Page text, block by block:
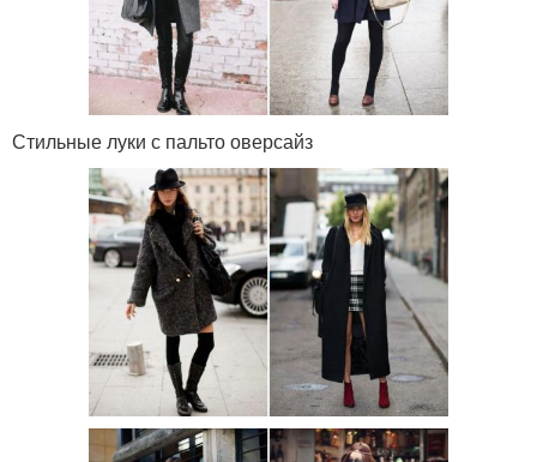
Стильные луки с пальто оверсайз